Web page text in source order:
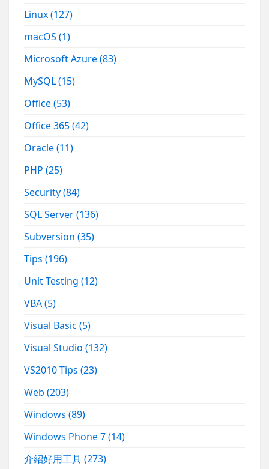
Linux(127)
macOS(1)
Microsoft Azure(83)
MySQL(15)
Office(53)
Office 365(42)
Oracle(11)
PHP(25)
Security(84)
SQL Server(136)
Subversion(35)
Tips(196)
Unit Testing(12)
VBA(5)
Visual Basic(5)
Visual Studio(132)
VS2010 Tips(23)
Web(203)
Windows(89)
Windows Phone 7(14)
介紹好用工具(273)